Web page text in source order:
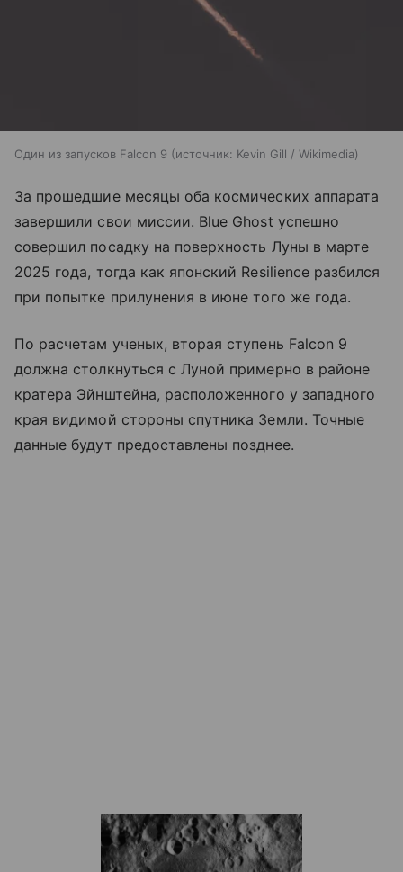
Один из запусков Falcon 9 источник: Kevin Gill / Wikimedia
За прошедшие месяцы оба космических аппарата
завершили свои миссии. Blue Ghost успешно
совершил посадку на поверхность Луны в марте
2025 года, тогда как японский Resilience разбился
при попытке прилунения в июне того же года.
По расчетам ученых, вторая ступень Falcon 9
должна столкнуться с Луной примерно в районе
кратера Эйнштейна, расположенного у западного
края видимой стороны спутника Земли. Точные
данные будут предоставлены позднее.